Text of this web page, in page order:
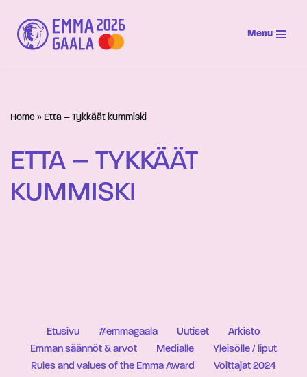
Siirry
suoraan
Menu
Home » Etta – Tykkäät kummiski
ETTA – TYKKÄÄT
KUMMISKI
Etusivu #emmagaala Uutiset
Arkisto
Emman säännöt & arvot
Medialle
Yleisölle / liput
Rules and values of the Emma Award
Voittajat 2024